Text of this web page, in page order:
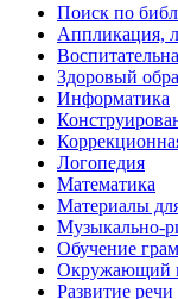
Поиск по
Аппликация,
Здоровый
Информатика
Логопедия
Математика
Материалы
Музыкально-
Обучение
Окружающий
Развитие речи